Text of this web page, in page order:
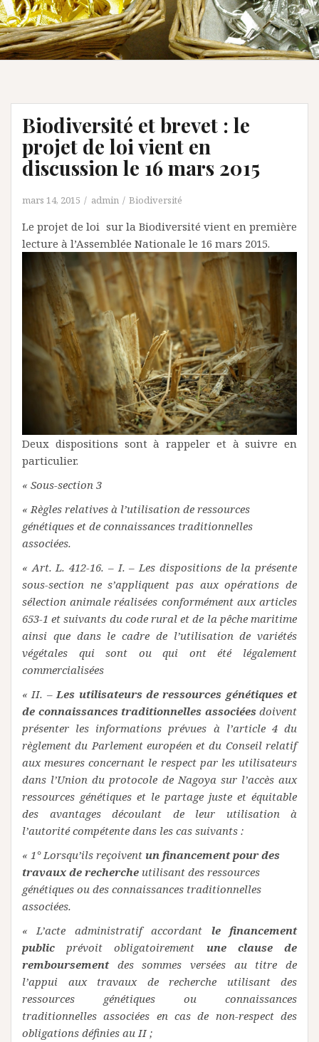
Biodiversité et brevet : le
projet de loi vient en
discussion le 16 mars 2015
mars 14, 2015 admin Biodiversité
Le projet de loi sur la Biodiversité vient en première
lecture à l’Assemblée Nationale le 16 mars 2015.
Deux dispositions sont à rappeler et à suivre en
particulier.
« Sous-section 3
« Règles relatives à l’utilisation de ressources
génétiques et de connaissances traditionnelles
associées.
« Art. L. 412-16. – I. – Les dispositions de la présente
sous-section ne s’appliquent pas aux opérations de
sélection animale réalisées conformément aux articles
653-1 et suivants du code rural et de la pêche maritime
ainsi que dans le cadre de l’utilisation de variétés
végétales qui sont ou qui ont été légalement
commercialisées
« II. –Les utilisateurs de ressources génétiques et
de connaissances traditionnelles associéesdoivent
présenter les informations prévues à l’article 4 du
règlement du Parlement européen et du Conseil relatif
aux mesures concernant le respect par les utilisateurs
dans l’Union du protocole de Nagoya sur l’accès aux
ressources génétiques et le partage juste et équitable
des avantages découlant de leur utilisation à
l’autorité compétente dans les cas suivants :
« 1° Lorsqu’ils reçoivent un financement pour des
travaux de recherche utilisant des ressources
génétiques ou des connaissances traditionnelles
associées.
« L’acte administratif accordant le financement
public prévoit obligatoirement une clause de
remboursementdes sommes versées au titre de
l’appui aux travaux de recherche utilisant des
ressources génétiques ou connaissances
traditionnelles associées en cas de non-respect des
obligations définies au II ;